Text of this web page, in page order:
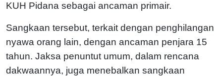
KUH Pidana sebagai ancaman primair.
Sangkaan tersebut, terkait dengan penghilangan
nyawa orang lain, dengan ancaman penjara 15
tahun. Jaksa penuntut umum, dalam rencana
dakwaannya, juga menebalkan sangkaan